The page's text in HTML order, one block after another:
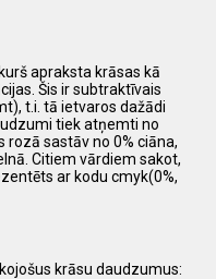
apraksta krāsas kā
Šis ir subtraktīvais
t.i. tā ietvaros dažādi
tiek atņemti no
rozā sastāv no 0% ciāna,
Citiem vārdiem sakot,
ar kodu cmyk(0%,
krāsu daudzumus: